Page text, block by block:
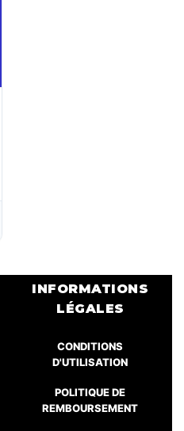
INFORMATIONS
LÉGALES
CONDITIONS
D'UTILISATION
POLITIQUE DE
REMBOURSEMENT